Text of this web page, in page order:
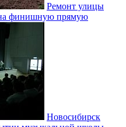
Ремонт улицы
финишную прямую
Новосибирск